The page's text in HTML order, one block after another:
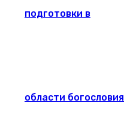
-
+
подготовки в
области богословия